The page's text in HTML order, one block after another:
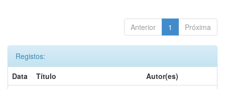
Anterior 1 Próxima
Registos:
Data
Título
Autor(es)